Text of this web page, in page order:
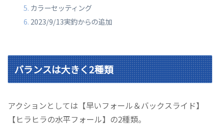
カラーセッティング
2023/9/13実釣からの追加
バランスは大きく2種類
アクションとしては【早いフォール＆バックスライド】
【ヒラヒラの水平フォール】の2種類。